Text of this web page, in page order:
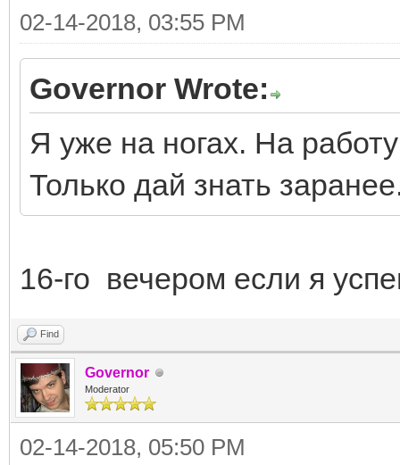
02-14-2018, 03:55 PM
Governor Wrote:
Я уже на ногах. На
Только дай знать
16-го вечером если я
Find
Governor
Moderator
02-14-2018, 05:50 PM